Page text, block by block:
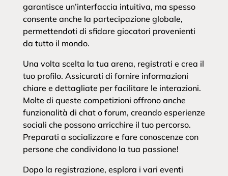
garantisce un’interfaccia intuitiva, ma spesso
consente anche la partecipazione globale,
permettendoti di sfidare giocatori provenienti
da tutto il mondo.
Una volta scelta la tua arena, registrati e crea il
tuo profilo. Assicurati di fornire informazioni
chiare e dettagliate per facilitare le interazioni.
Molte di queste competizioni offrono anche
funzionalità di chat o forum, creando esperienze
sociali che possono arricchire il tuo percorso.
Preparati a socializzare e fare conoscenze con
persone che condividono la tua passione!
Dopo la registrazione, esplora i vari eventi